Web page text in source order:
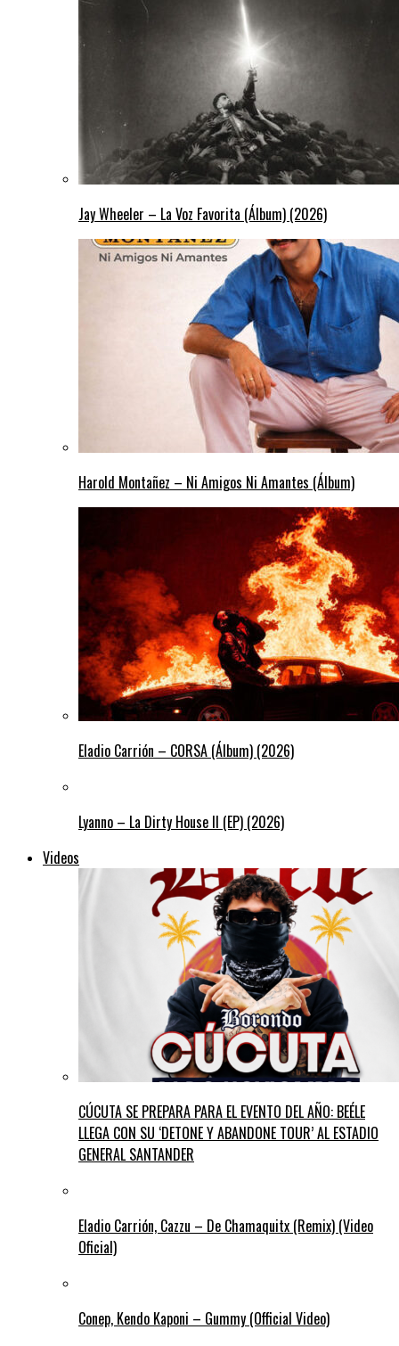
Jay Wheeler – La Voz Favorita (Álbum) (2026)
Harold Montañez – Ni Amigos Ni Amantes (Álbum)
Eladio Carrión – CORSA (Álbum) (2026)
Lyanno – La Dirty House ll (EP) (2026)
Videos
CÚCUTA SE PREPARA PARA EL EVENTO DEL AÑO: BEÉLE
LLEGA CON SU ‘DETONE Y ABANDONE TOUR’ AL ESTADIO
GENERAL SANTANDER
Eladio Carrión, Cazzu – De Chamaquitx (Remix) (Video
Oficial)
Conep, Kendo Kaponi – Gummy (Official Video)